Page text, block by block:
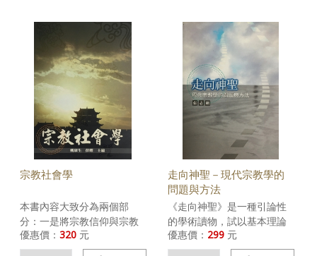
中，以切合社會脈動。
論述和批評。三是闡發「宗
教文化觀」的主旨要義和
「宗教文化學」的學術潛
宗教社會學
本書內容大致分為兩個部
分：一是將宗教信仰與宗教
行為、宗教組織及其制度、
宗教的社會功能與現代社會
優惠價： 320 元
走向神聖－現代宗教學的
問題與方法
《走向神聖》是一種引論性
的學術讀物，試以基本理論
問題、尤其是方法論觀念為
經緯，簡要評述當代宗教學
優惠價： 299元